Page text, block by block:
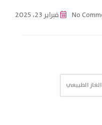
فبراير 23، 2025
الغاز الطبيعي